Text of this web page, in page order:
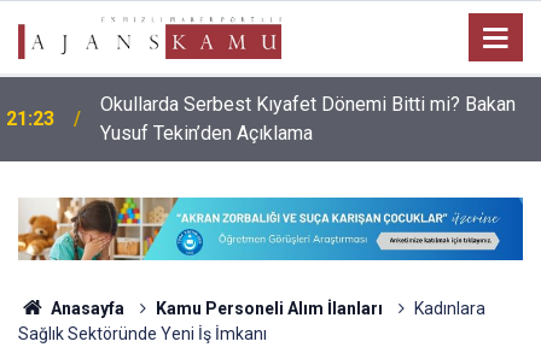
21:23
Okullarda Serbest Kıyafet Dönemi Bitti mi? Bakan
Yusuf Tekin’den Açıklama
Anasayfa Kamu Personeli Alım İlanları
Kadınlara
Sağlık Sektöründe Yeni İş İmkanı